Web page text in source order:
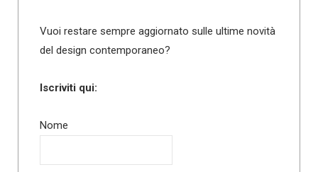
Vuoi restare sempre aggiornato sulle ultime novità
del design contemporaneo?
Iscriviti qui:
Nome